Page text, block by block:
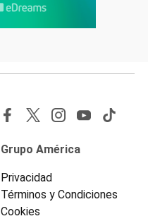
Grupo América
Privacidad
Términos y Condiciones
Cookies